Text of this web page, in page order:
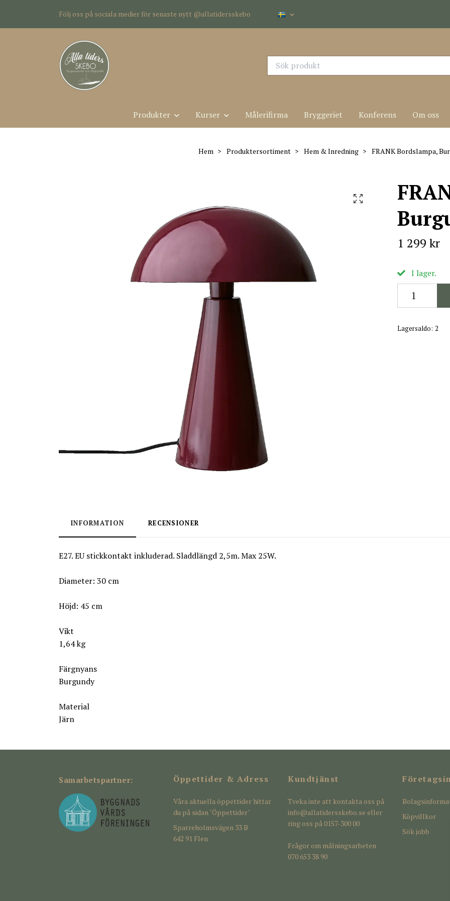
Följ oss på sociala medier för senaste nytt @allatidersskebo
Produkter Kurser Målerifirma Bryggeriet Konferens Om oss
Hem Produktersortiment Hem & Inredning FRANK Bordslampa,
1 299 kr
I lager.
Lagersaldo: 2
INFORMATION RECENSIONER
E27. EU stickkontakt inkluderad. Sladdlängd 2,5m. Max 25W.
Diameter: 30 cm
Höjd: 45 cm
Vikt
1,64 kg
Färgnyans
Burgundy
Material
Järn
Samarbetspartner: Öppettider & Adress
Våra aktuella öppettider hittar
du på sidan "Öppettider"
Sparreholmsvägen 33 B
642 91 Flen
Kundtjänst
Tveka inte att kontakta oss på
info@allatidersskebo.se eller
ring oss på 0157-300 00
Frågor om målningsarbeten
070 653 38 90
Köpvillkor
Sök jobb